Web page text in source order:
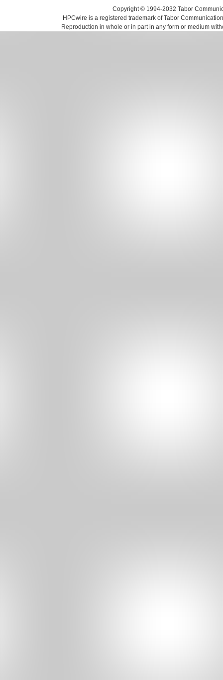
Copyright © 1994-2032 Tabor
HPCwire is a registered trademark of Tabor
Reproduction in whole or in part in any form or medium